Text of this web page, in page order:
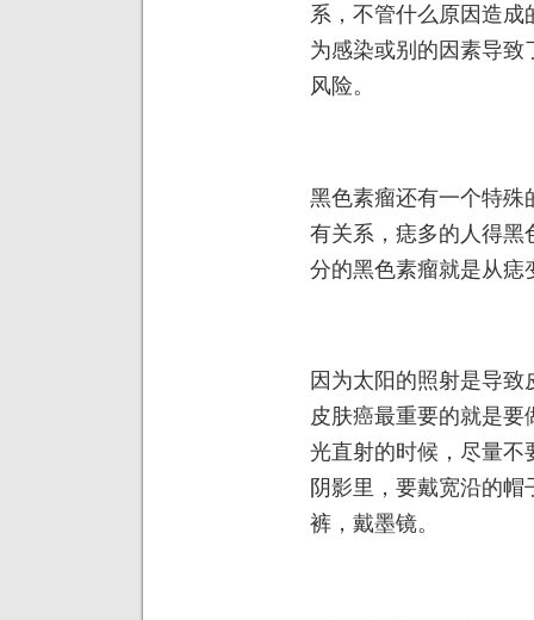
系，不管什么原因造
为感染或别的因素导
风险。
黑色素瘤还有一个特殊
有关系，痣多的人得黑
分的黑色素瘤就是从痣
因为太阳的照射是导
皮肤癌最重要的就是
光直射的时候，尽量不
阴影里，要戴宽沿的
裤，戴墨镜。